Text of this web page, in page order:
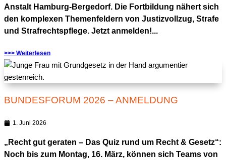
Anstalt Hamburg-Bergedorf. Die Fortbildung nähert sich
den komplexen Themenfeldern von Justizvollzug, Strafe
und Strafrechtspflege. Jetzt anmelden!...
>>> Weiterlesen
BUNDESFORUM 2026 – ANMELDUNG
1. Juni 2026
„Recht gut geraten – Das Quiz rund um Recht & Gesetz“:
Noch bis zum Montag, 16. März, können sich Teams von